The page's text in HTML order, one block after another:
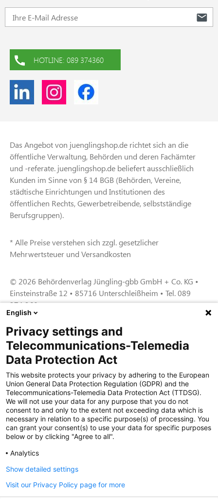
HOTLINE: 089 374360
Das Angebot von juenglingshop.de richtet sich an die
öffentliche Verwaltung, Behörden und deren Fachämter
und -referate. juenglingshop.de beliefert ausschließlich
Kunden im Sinne von § 14 BGB (Behörden, Vereine,
städtische Einrichtungen und Institutionen des
öffentlichen Rechts, Gewerbetreibende, selbstständige
Berufsgruppen).
* Alle Preise verstehen sich zzgl. gesetzlicher
Mehrwertsteuer und Versandkosten
© 2026 Behördenverlag Jüngling-gbb GmbH + Co. KG •
Einsteinstraße 12 • 85716 Unterschleißheim • Tel. 089
374 360
Zertifiziert für das Sicherheitsmanagem
entsystem unter TU4® durch TÜViT Essen
Zertifiziert für das QM-System nach DIN EN
ISO 9001: 2015, Reg.-Nr. 44 100 091350
durch TÜV NORD CERT
Zertifiziert für Sicherheits- und
Zertifiziert als qualifiziertes Unternehmen für
English
Privacy settings and
Telecommunications-Telemedia
Data Protection Act
This website protects your privacy by adhering to the European
Union General Data Protection Regulation (GDPR) and the
Telecommunications-Telemedia Data Protection Act (TTDSG).
We will not use your data for any purpose that you do not
consent to and only to the extent not exceeding data which is
necessary in relation to a specific purpose(s) of processing. You
can grant your consent(s) to use your data for specific purposes
below or by clicking "Agree to all".
Analytics
Show detailed settings
Visit our Privacy Policy page for more